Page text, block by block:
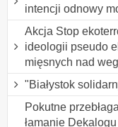
intencji odnowy
Akcja Stop
ideologii pseudo
mięsnych nad
"Białystok
Pokutne
łamanie